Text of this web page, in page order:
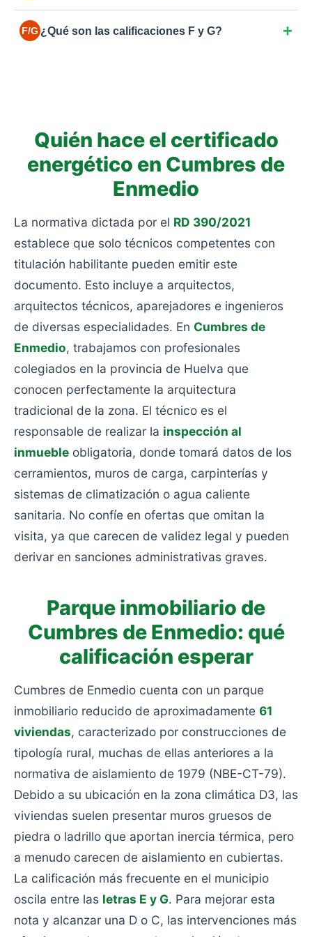
en la caldera.
La más común en España para viviendas anteriores
a 2007. Consumo moderado-alto por ventanas
F/G ¿Qué son las calificaciones F y G?
Quién hace el certificado
energético en Cumbres de
Enmedio
La normativa dictada por el RD 390/2021
establece que solo técnicos competentes con
titulación habilitante pueden emitir este
documento. Esto incluye a arquitectos,
arquitectos técnicos, aparejadores e ingenieros
de diversas especialidades. En Cumbres de
Enmedio, trabajamos con profesionales
colegiados en la provincia de Huelva que
conocen perfectamente la arquitectura
tradicional de la zona. El técnico es el
responsable de realizar la inspección al
inmueble obligatoria, donde tomará datos de los
cerramientos, muros de carga, carpinterías y
sistemas de climatización o agua caliente
sanitaria. No confíe en ofertas que omitan la
visita, ya que carecen de validez legal y pueden
derivar en sanciones administrativas graves.
Parque inmobiliario de
Cumbres de Enmedio: qué
calificación esperar
Cumbres de Enmedio cuenta con un parque
inmobiliario reducido de aproximadamente 61
viviendas, caracterizado por construcciones de
tipología rural, muchas de ellas anteriores a la
normativa de aislamiento de 1979 (NBE-CT-79).
Debido a su ubicación en la zona climática D3, las
viviendas suelen presentar muros gruesos de
piedra o ladrillo que aportan inercia térmica, pero
a menudo carecen de aislamiento en cubiertas.
La calificación más frecuente en el municipio
oscila entre las letras E y G. Para mejorar esta
nota y alcanzar una D o C, las intervenciones más